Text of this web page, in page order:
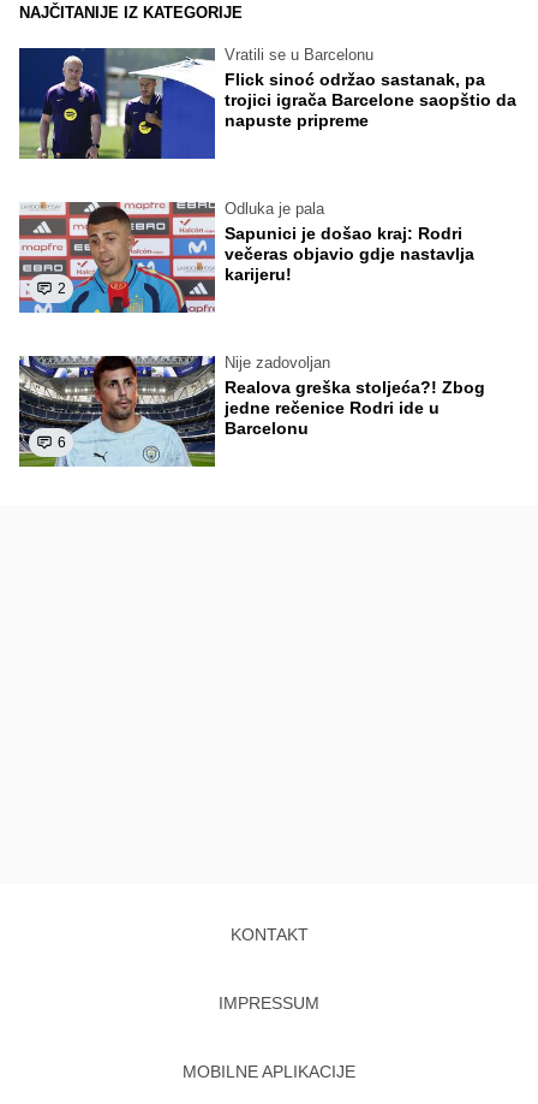
NAJČITANIJE IZ KATEGORIJE
Vratili se u Barcelonu
Flick sinoć održao sastanak, pa
trojici igrača Barcelone saopštio da
napuste pripreme
2
Odluka je pala
Sapunici je došao kraj: Rodri
večeras objavio gdje nastavlja
karijeru!
6
Nije zadovoljan
Realova greška stoljeća?! Zbog
jedne rečenice Rodri ide u
Barcelonu
KONTAKT
IMPRESSUM
MOBILNE APLIKACIJE